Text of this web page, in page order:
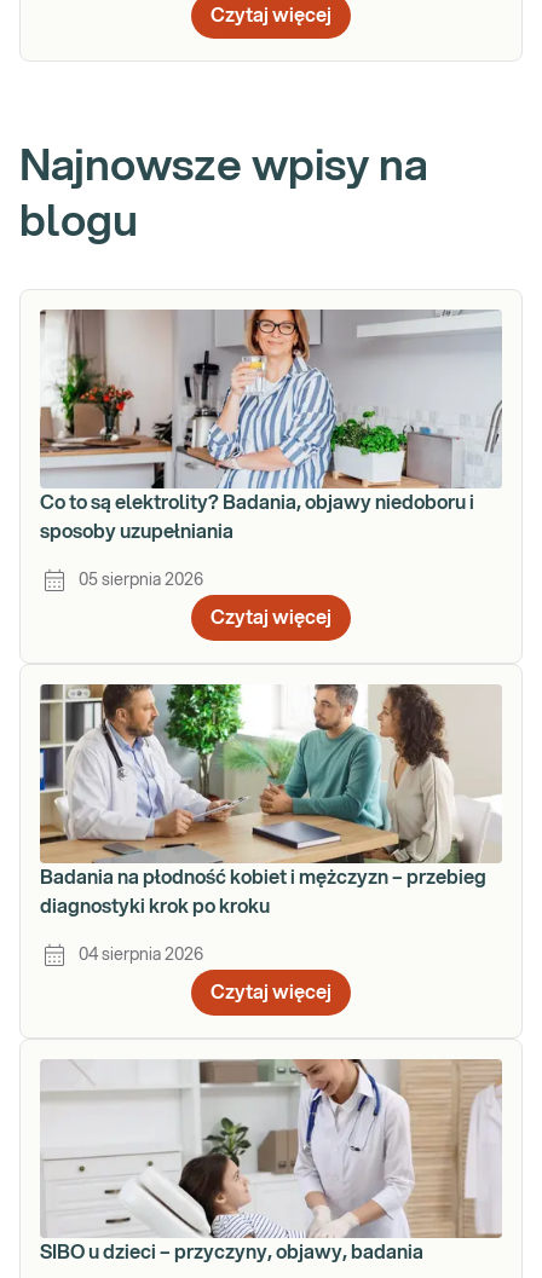
Czytaj więcej
Najnowsze wpisy na
blogu
Co to są elektrolity? Badania, objawy niedoboru i
sposoby uzupełniania
05 sierpnia 2026
Czytaj więcej
Badania na płodność kobiet i mężczyzn – przebieg
diagnostyki krok po kroku
04 sierpnia 2026
Czytaj więcej
SIBO u dzieci – przyczyny, objawy, badania